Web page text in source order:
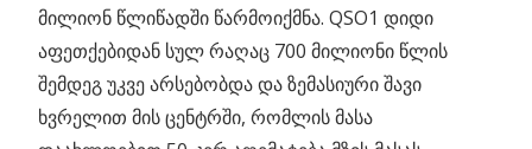
მილიონ წლიწადში წარმოიქმნა. QSO1 დიდი
აფეთქებიდან სულ რაღაც 700 მილიონი წლის
შემდეგ უკვე არსებობდა და ზემასიური შავი
ხვრელით მის ცენტრში, რომლის მასა